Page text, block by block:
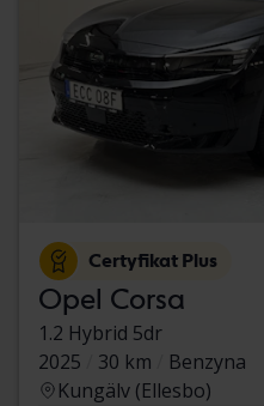
Certyfikat Plus
Opel Corsa
1.2 Hybrid 5dr
2025
30 km
Benzyna
Kungälv (Ellesbo)